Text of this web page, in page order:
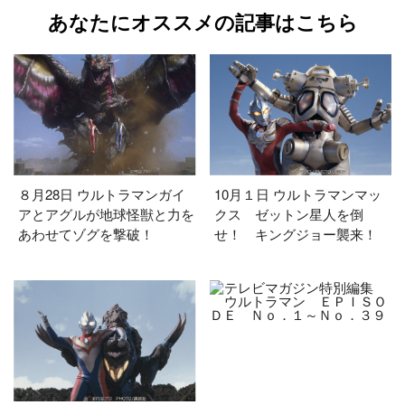
あなたにオススメの記事はこちら
８月28日 ウルトラマンガイ
アとアグルが地球怪獣と力を
あわせてゾグを撃破！
10月１日 ウルトラマンマッ
クス ゼットン星人を倒
せ！ キングジョー襲来！